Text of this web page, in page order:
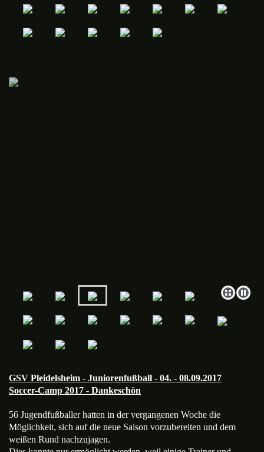
GSV Pleidelsheim - Juniorenfußball - 04. - 08.09.2017
Soccer-Camp 2017 - Dankeschön
56 Jugendfußballer hatten in der vergangenen Woche die
Möglichkeit, sich auf die neue Saison vorzubereiten und dem
weißen Rund nachzujagen.